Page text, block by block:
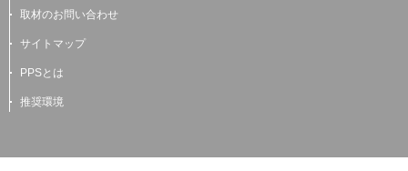
取材のお問い合わせ
サイトマップ
PPSとは
推奨環境